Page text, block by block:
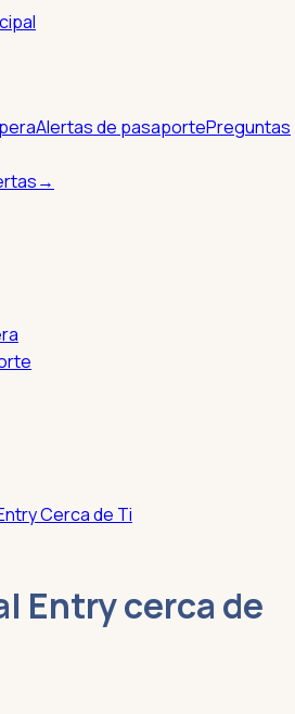
Alertas de pasaportePreguntas
→
Cerca de Ti
Entry cerca de